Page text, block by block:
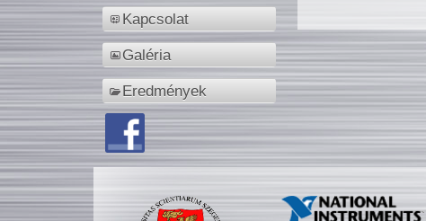
Kapcsolat
Galéria
Eredmények